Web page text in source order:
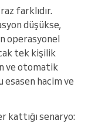
farklıdır.
düşükse,
operasyonel
tek kişilik
ve otomatik
esasen hacim ve
kattığı senaryo: